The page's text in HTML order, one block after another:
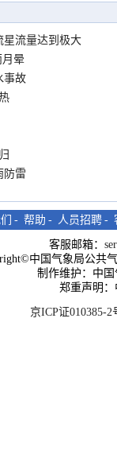
星流量达到极大
月晕
事故
防雷
- 帮助 - 人员招聘 -
客服邮箱：
中国气象局公共
制作维护：中
郑重声明
京ICP证010385-2